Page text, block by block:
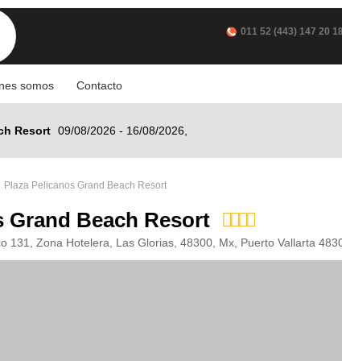
011 52 (443) 147 20
somos Contacto
Resort 09/08/2026 - 16/08/2026,
Plaza Pelicanos Grand Beach Resort
Grand Beach Resort
131, Zona Hotelera, Las Glorias, 48300, Mx, Puerto Vallarta